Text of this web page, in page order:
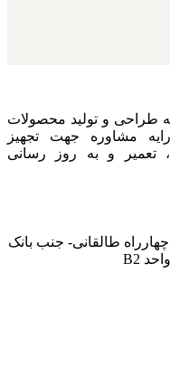
طراحی و تولید محصولات
مشاوره جهت تجهیز
تعمیر و به روز رسانی
چهارراه طالقانی- جنب بانک